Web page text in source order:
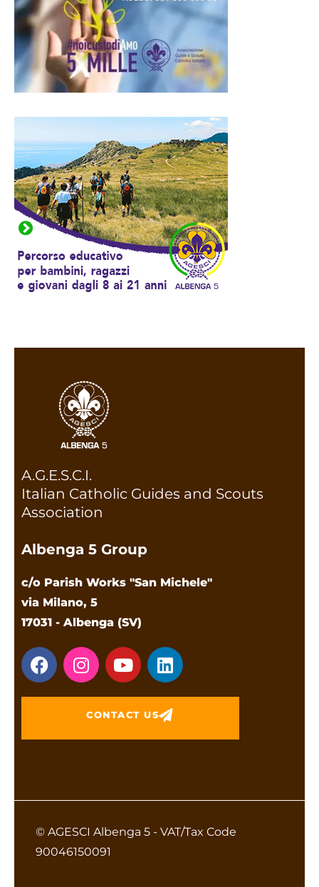
A.G.E.S.C.I.
Italian Catholic Guides and Scouts
Association
Albenga 5 Group
c/o Parish Works "San Michele"
via Milano, 5
17031 - Albenga (SV)
CONTACT US
© AGESCI Albenga 5 - VAT/Tax Code
90046150091